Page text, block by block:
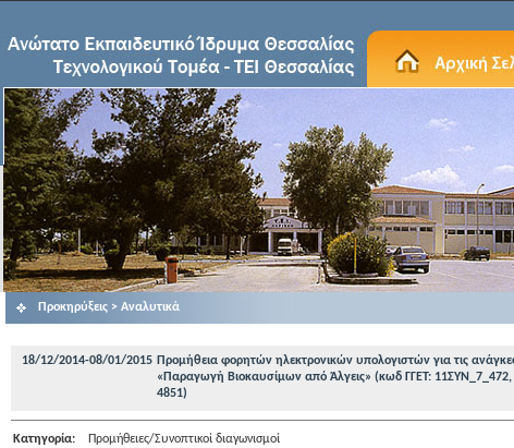
Προκηρύξεις > Αναλυτικά
18/12/2014-08/01/2015 Προμήθεια φορητών ηλεκτρονικών υπολογιστών για τις
«Παραγωγή Βιοκαυσίμων από Άλγεις» (κωδ ΓΓΕΤ:
4851)
Κατηγορία:
Προμήθειες/Συνοπτικοί διαγωνισμοί